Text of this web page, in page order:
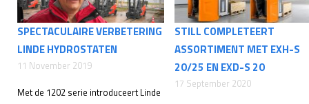
SPECTACULAIRE VERBETERING
LINDE HYDROSTATEN
11 November 2019
Met de 1202 serie introduceert Linde
STILL COMPLETEERT
ASSORTIMENT MET EXH-S
20/25 EN EXD-S 20
17 September 2020